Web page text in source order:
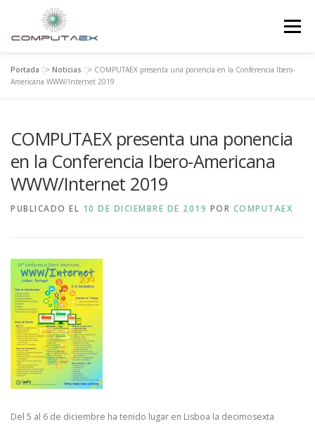
Menú
INICIO LA FUNDACIÓN
SUPERCOMPUTACIÓN NOTICIAS
INVESTIGACIÓN E INNOVACIÓN
Portada >> Noticias >> COMPUTAEX presenta una ponencia en la Conferencia Ibero-
Americana WWW/Internet 2019
COMPUTAEX presenta una ponencia
en la Conferencia Ibero-Americana
WWW/Internet 2019
PUBLICADO EL 10 DE DICIEMBRE DE 2019 POR COMPUTAEX
Del 5 al 6 de diciembre ha tenido lugar en Lisboa la decimosexta